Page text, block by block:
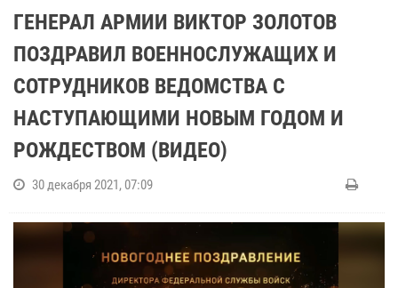
ГЕНЕРАЛ АРМИИ ВИКТОР ЗОЛОТОВ
ПОЗДРАВИЛ ВОЕННОСЛУЖАЩИХ И
СОТРУДНИКОВ ВЕДОМСТВА С
НАСТУПАЮЩИМИ НОВЫМ ГОДОМ И
РОЖДЕСТВОМ (ВИДЕО)
30 декабря 2021, 07:09